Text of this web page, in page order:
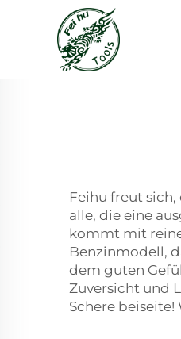
Feihu freut
alle, die eine
kommt mit
Benzinmodell,
dem guten
Zuversicht und
Schere